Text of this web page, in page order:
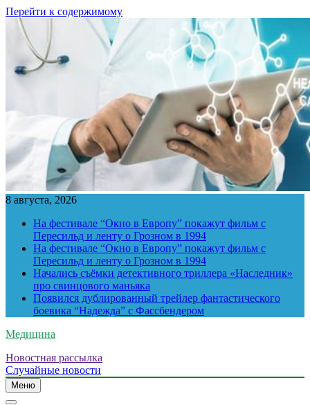
Перейти к содержимому
8 августа, 2026
На фестивале “Окно в Европу” покажут фильм с
Пересильд и ленту о Грозном в 1994
На фестивале “Окно в Европу” покажут фильм с
Пересильд и ленту о Грозном в 1994
Начались съёмки детективного триллера «Наследник»
про свинцового маньяка
Появился дублированный трейлер фантастического
боевика “Надежда” с Фассбендером
Медицина
Новостная рассылка
Случайные новости
Меню